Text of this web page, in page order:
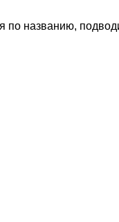
по названию,